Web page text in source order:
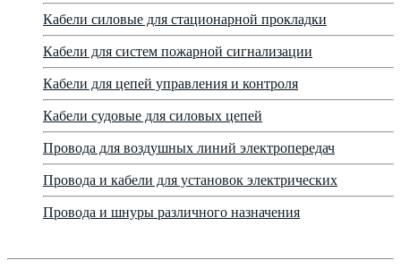
Кабели силовые для стационарной прокладки
Кабели для систем пожарной сигнализации
Кабели для цепей управления и контроля
Кабели судовые для силовых цепей
Провода для воздушных линий электропередач
Провода и кабели для установок электрических
Провода и шнуры различного назначения